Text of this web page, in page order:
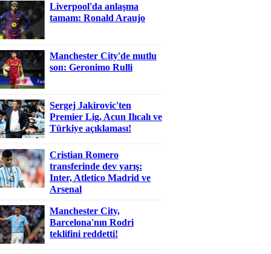
Liverpool'da anlaşma
tamam: Ronald Araujo
Manchester City'de mutlu
son: Geronimo Rulli
Sergej Jakirovic'ten
Premier Lig, Acun Ilıcalı ve
Türkiye açıklaması!
Cristian Romero
transferinde dev yarış:
Inter, Atletico Madrid ve
Arsenal
Manchester City,
Barcelona'nın Rodri
teklifini reddetti!